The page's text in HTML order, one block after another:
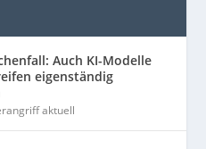
Auch KI-Modelle
eigenständig
aktuell